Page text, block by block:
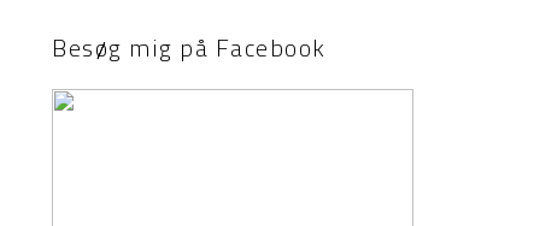
Besøg mig på Facebook